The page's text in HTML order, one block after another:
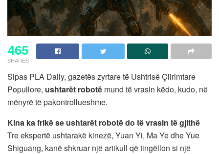
465
SHARES
Sipas PLA Daily, gazetës zyrtare të Ushtrisë Çlirimtare
Popullore, ushtarët robotë mund të vrasin këdo, kudo, në
mënyrë të pakontrollueshme.
Kina ka frikë se ushtarët robotë do të vrasin të gjithë
Tre ekspertë ushtarakë kinezë, Yuan Yi, Ma Ye dhe Yue
Shiguang, kanë shkruar një artikull që tingëllon si një